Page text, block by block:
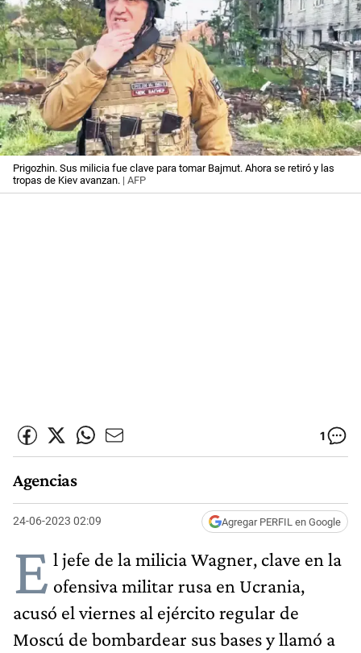
Prigozhin. Sus milicia fue clave para tomar Bajmut. Ahora se retiró y las
tropas de Kiev avanzan. | AFP
1
Agencias
24-06-2023 02:09 Agregar PERFIL en Google
E l jefe de la milicia Wagner, clave en la
ofensiva militar rusa en Ucrania,
acusó el viernes al ejército regular de
Moscú de bombardear sus bases y llamó a